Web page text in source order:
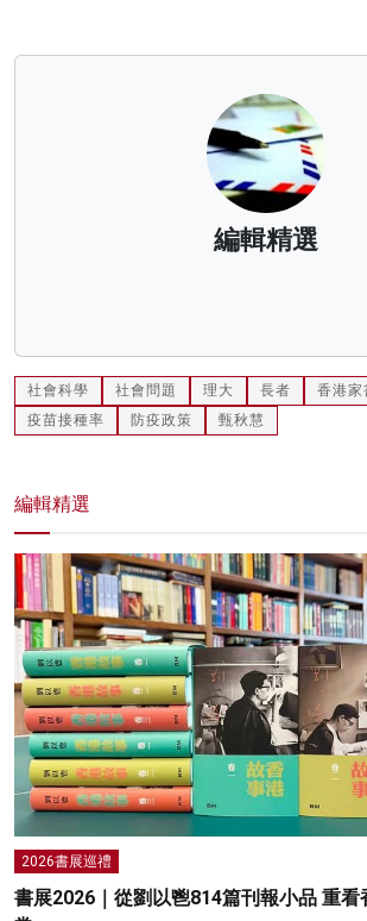
編輯精選
社會科學 社會問題 理大 長者 香港家
疫苗接種率
防疫政策 甄秋慧
編輯精選
2026書展巡禮
書展2026｜從劉以鬯814篇刊報小品 重看